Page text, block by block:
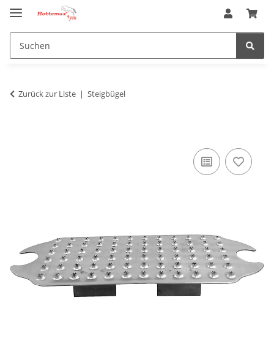
Zurück zur Liste Steigbügel